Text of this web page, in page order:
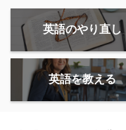
英語のやり直し
英語を教える